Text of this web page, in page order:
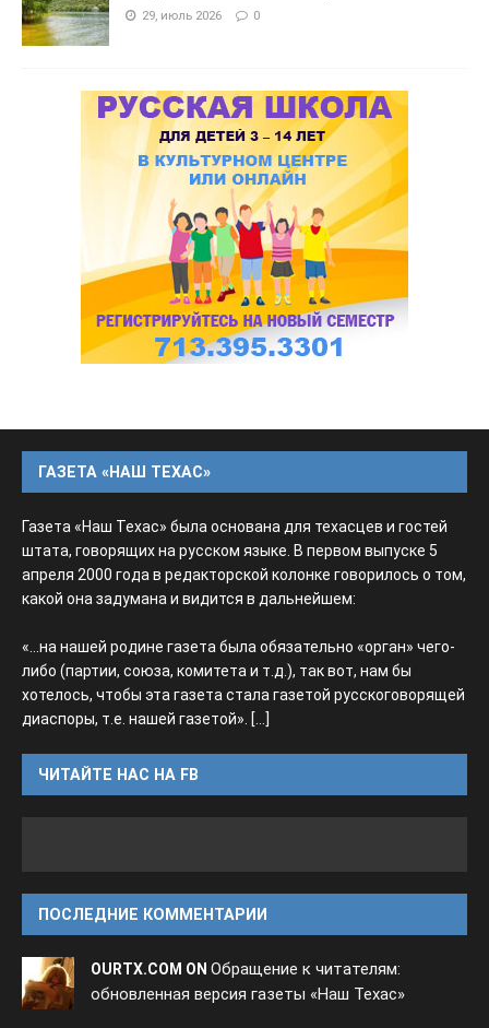
29, июль 2026 0
ГАЗЕТА «НАШ ТЕХАС»
Газета «Наш Техас» была основана для техасцев и гостей
штата, говорящих на русском языке. В первом выпуске 5
апреля 2000 года в редакторской колонке говорилось о том,
какой она задумана и видится в дальнейшем:
«...на нашей родине газета была обязательно «орган» чего-
либо (партии, союза, комитета и т.д.), так вот, нам бы
хотелось, чтобы эта газета стала газетой русскоговорящей
диаспоры, т.е. нашей газетой». [...]
ЧИТАЙТЕ НАС НА FB
ПОСЛЕДНИЕ КОММЕНТАРИИ
OURTX.COM ON Обращение к читателям:
обновленная версия газеты «Наш Техас»